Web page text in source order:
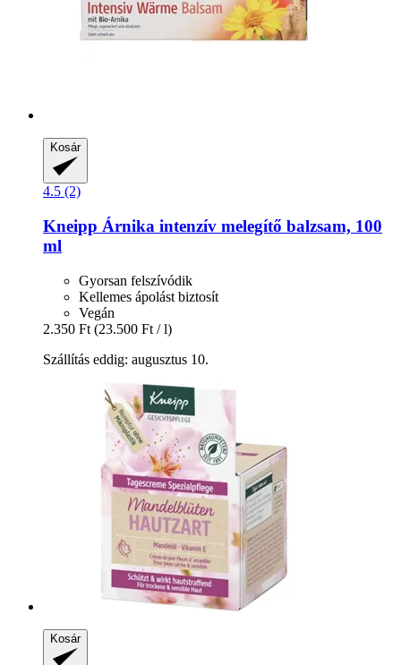
Kosár
4.5 (2)
Kneipp Árnika intenzív melegítő balzsam, 100
ml
Gyorsan felszívódik
Kellemes ápolást biztosít
Vegán
2.350 Ft (23.500 Ft / l)
Szállítás eddig: augusztus 10.
Kosár